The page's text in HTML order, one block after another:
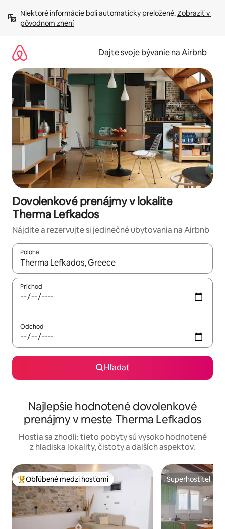
obsah.
Niektoré informácie boli automaticky preložené. Zobraziť v
pôvodnom znení
Dajte svoje bývanie na Airbnb
Dovolenkové prenájmy v lokalite
Therma Lefkados
Nájdite a rezervujte si jedinečné ubytovania na Airbnb
Poloha
Keď budú výsledky k dispozícii, môžete si ich prechádzať
Príchod
Odchod
Hľadať
Najlepšie hodnotené dovolenkové
prenájmy v meste Therma Lefkados
Hostia sa zhodli: tieto pobyty sú vysoko hodnotené
z hľadiska lokality, čistoty a ďalších aspektov.
Najobľúbenejšie medzi hosťami
Obľúbené medzi hosťami Superhostiteľ
Superhostiteľ